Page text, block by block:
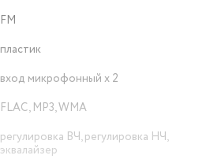
FM
пластик
вход микрофонный x 2
FLAC, MP3, WMA
регулировка ВЧ, регулировка НЧ,
эквалайзер